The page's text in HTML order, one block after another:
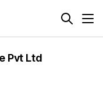
Pvt Ltd